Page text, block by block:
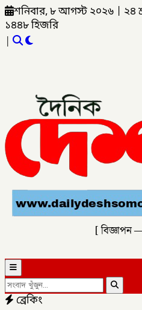
শনিবার, ৮ আগস্ট ২০২৬ ২৪
১৪৪৮ হিজরি
|
[
ব্রেকিং